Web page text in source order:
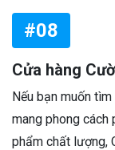
#08
Cửa hàng
Nếu bạn muốn
mang phong cách
phẩm chất lượng,